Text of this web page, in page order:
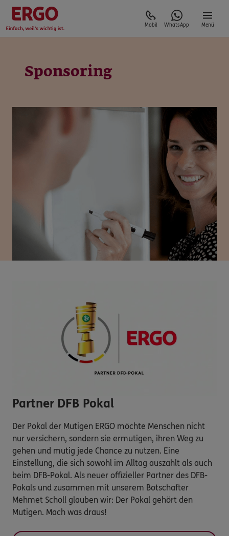
Mobil WhatsApp Menü
Sponsoring
Partner DFB Pokal
Der Pokal der Mutigen ERGO möchte Menschen nicht
nur versichern, sondern sie ermutigen, ihren Weg zu
gehen und mutig jede Chance zu nutzen. Eine
Einstellung, die sich sowohl im Alltag auszahlt als auch
beim DFB-Pokal. Als neuer offizieller Partner des DFB-
Pokals und zusammen mit unserem Botschafter
Mehmet Scholl glauben wir: Der Pokal gehört den
Mutigen. Mach was draus!